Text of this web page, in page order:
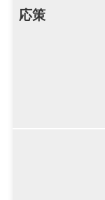
応策